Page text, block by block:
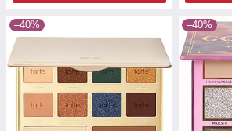
–40% –40%